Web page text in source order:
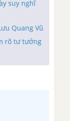
suy nghĩ
Quang Vũ
rõ tư tưởng